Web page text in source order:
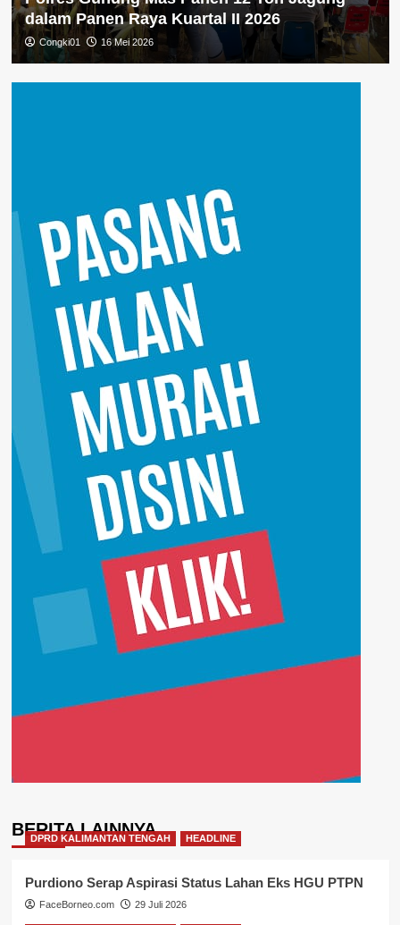
dalam Panen Raya Kuartal II 2026
Congki01 16 Mei 2026
BERITA LAINNYA
DPRD KALIMANTAN TENGAH HEADLINE
Purdiono Serap Aspirasi Status Lahan Eks HGU PTPN
FaceBorneo.com 29 Juli 2026